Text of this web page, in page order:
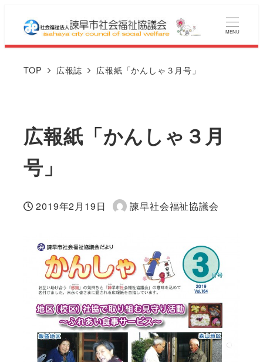
MENU
TOP 広報誌 広報紙「かんしゃ３月号」
広報紙「かんしゃ３月
号」
投稿日
2019年2月19日
著
諫早社会福祉協議会